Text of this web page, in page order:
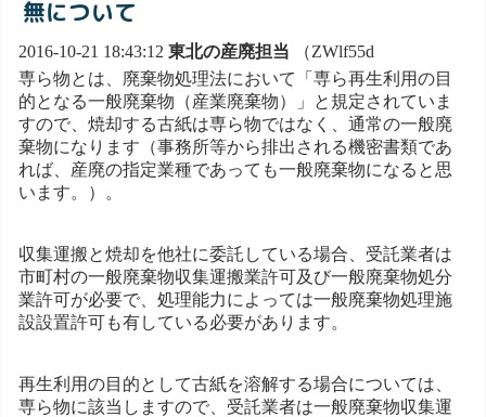
無について
2016-10-21 18:43:12 東北の産廃担当 （ZWlf55d
専ら物とは、廃棄物処理法において「専ら再生利用の目
的となる一般廃棄物（産業廃棄物）」と規定されていま
すので、焼却する古紙は専ら物ではなく、通常の一般廃
棄物になります（事務所等から排出される機密書類であ
れば、産廃の指定業種であっても一般廃棄物になると思
います。）。
収集運搬と焼却を他社に委託している場合、受託業者は
市町村の一般廃棄物収集運搬業許可及び一般廃棄物処分
業許可が必要で、処理能力によっては一般廃棄物処理施
設設置許可も有している必要があります。
再生利用の目的として古紙を溶解する場合については、
専ら物に該当しますので、受託業者は一般廃棄物収集運